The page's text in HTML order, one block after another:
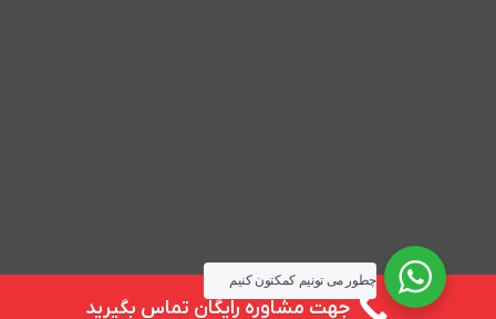
چطور می تونيم کمکتون کنيم
جهت مشاوره رايگان تماس بگيريد